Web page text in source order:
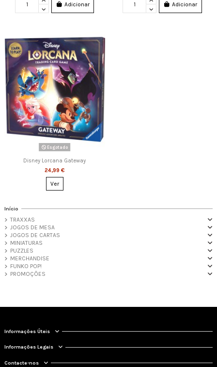
Adicionar Adicionar
Esgotado
Disney Lorcana Gateway
24,99 €
Ver
Início
TRAXXAS
JOGOS DE MESA
JOGOS DE CARTAS
MINIATURAS
PUZZLES
MERCHANDISE
FUNKO POP!
PROMOÇÕES
Informações Úteis
Informações Legais
Contacte-nos